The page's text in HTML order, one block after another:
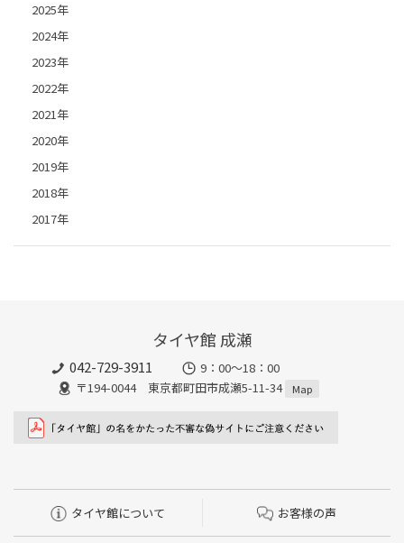
2025年
2024年
2023年
2022年
2021年
2020年
2019年
2018年
2017年
タイヤ館 成瀬
042-729-3911
9：00～18：00
〒194-0044 東京都町田市成瀬5-11-34
Map
タイヤ館について お客様の声